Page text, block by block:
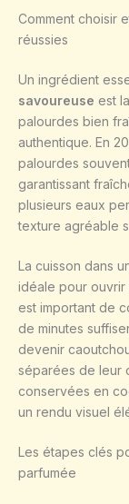
Comment choisir
réussies
Un ingrédient
savoureuse est
palourdes bien
authentique. En
palourdes
garantissant
plusieurs eaux
texture agréable
La cuisson dans
idéale pour ouvrir
est important de
de minutes
devenir
séparées de leur
conservées en
un rendu visuel
Les étapes clés
parfumée